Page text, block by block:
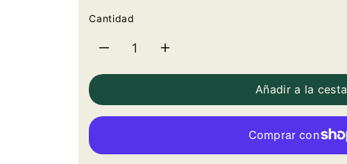
Cantidad
para
Contino
para
Contino
Añadir a la cesta